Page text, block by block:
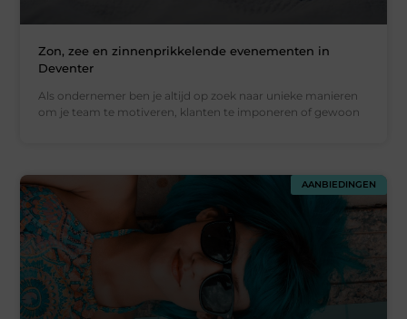
Zon, zee en zinnenprikkelende evenementen in
Deventer
Als ondernemer ben je altijd op zoek naar unieke manieren
om je team te motiveren, klanten te imponeren of gewoon
AANBIEDINGEN